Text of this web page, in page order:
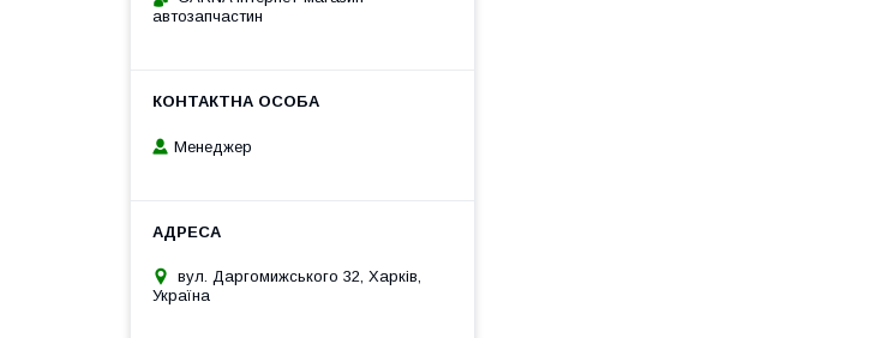
автозапчастин
Менеджер
вул. Даргомижського 32, Харків,
Україна